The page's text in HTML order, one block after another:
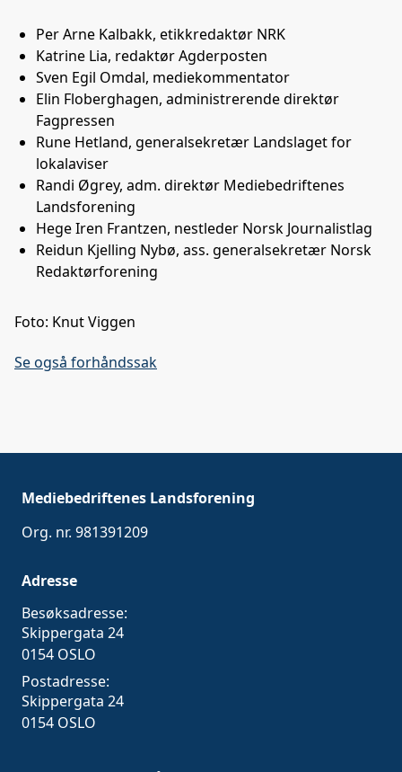
Per Arne Kalbakk, etikkredaktør NRK
Katrine Lia, redaktør Agderposten
Sven Egil Omdal, mediekommentator
Elin Floberghagen, administrerende direktør
Fagpressen
Rune Hetland, generalsekretær Landslaget for
lokalaviser
Randi Øgrey, adm. direktør Mediebedriftenes
Landsforening
Hege Iren Frantzen, nestleder Norsk Journalistlag
Reidun Kjelling Nybø, ass. generalsekretær Norsk
Redaktørforening
Foto: Knut Viggen
Se også forhåndssak
Mediebedriftenes Landsforening
Org. nr. 981391209
Adresse
Besøksadresse:
Skippergata 24
0154 OSLO
Postadresse:
Skippergata 24
0154 OSLO